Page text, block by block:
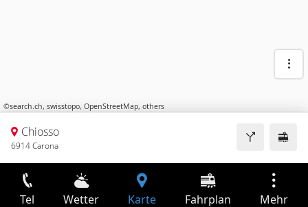
©search.ch, swisstopo, OpenStreetMap, others
Chiosso
6914 Carona
Tel Wetter Karte Fahrplan Mehr